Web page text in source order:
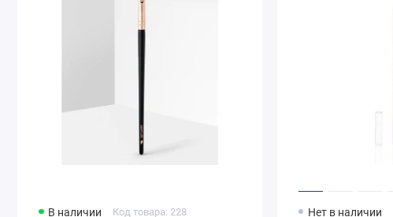
В наличии Код товара: 228 Нет в наличии